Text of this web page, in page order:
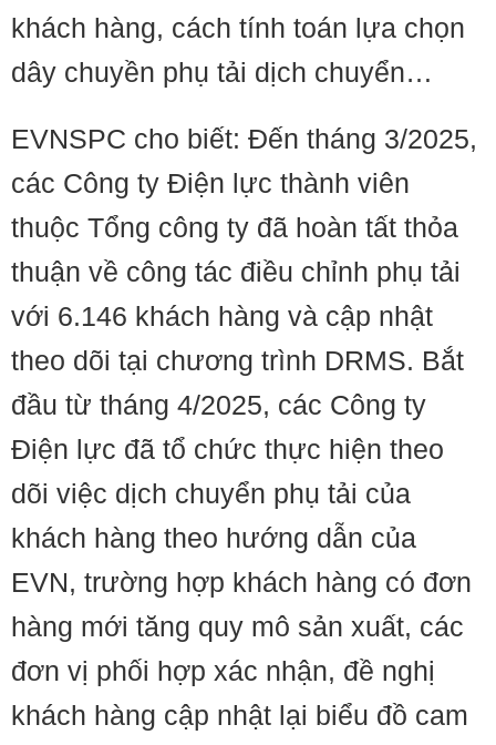
khách hàng, cách tính toán lựa chọn
dây chuyền phụ tải dịch chuyển…
EVNSPC cho biết: Đến tháng 3/2025,
các Công ty Điện lực thành viên
thuộc Tổng công ty đã hoàn tất thỏa
thuận về công tác điều chỉnh phụ tải
với 6.146 khách hàng và cập nhật
theo dõi tại chương trình DRMS. Bắt
đầu từ tháng 4/2025, các Công ty
Điện lực đã tổ chức thực hiện theo
dõi việc dịch chuyển phụ tải của
khách hàng theo hướng dẫn của
EVN, trường hợp khách hàng có đơn
hàng mới tăng quy mô sản xuất, các
đơn vị phối hợp xác nhận, đề nghị
khách hàng cập nhật lại biểu đồ cam